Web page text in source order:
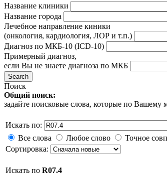
Название клиники
Название города
Лечебное направление киники
(онкология, кардиология, ЛОР и т.п.)
Диагноз по МКБ-10 (ICD-10)
Примерный диагноз,
если Вы не знаете диагноза по МКБ
Поиск
Общий поиск:
задайте поисковые слова, которые по
Искать по:
Все слова Любое слово
Точное
Сортировка:
Искать по R07.4